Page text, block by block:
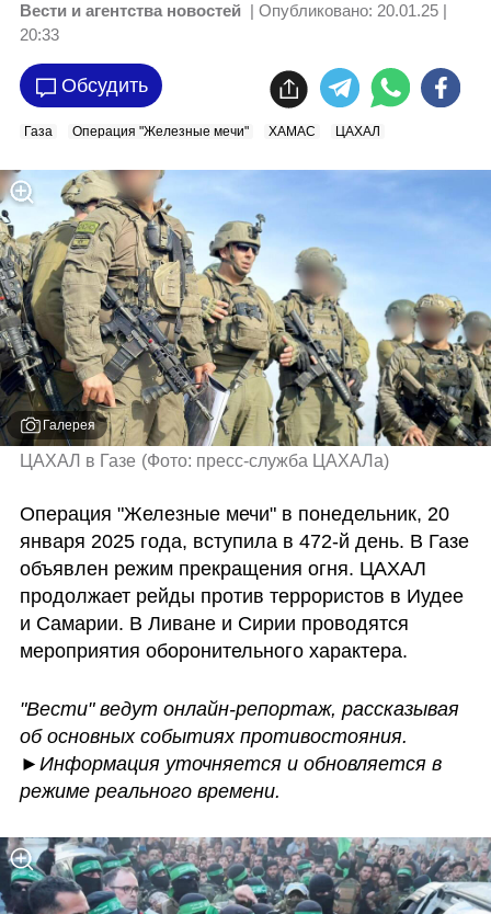
Вести и агентства новостей | Опубликовано: 20.01.25 |
20:33
Обсудить
Газа Операция "Железные мечи" ХАМАС ЦАХАЛ
Галерея
ЦАХАЛ в Газе (Фото: пресс-служба ЦАХАЛа)
Операция "Железные мечи" в понедельник, 20
января 2025 года, вступила в 472-й день. В Газе
объявлен режим прекращения огня. ЦАХАЛ
продолжает рейды против террористов в Иудее
и Самарии. В Ливане и Сирии проводятся
мероприятия оборонительного характера.
"Вести" ведут онлайн-репортаж, рассказывая
об основных событиях противостояния.
► Информация уточняется и обновляется в
режиме реального времени.